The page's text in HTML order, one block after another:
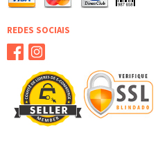
REDES SOCIAIS